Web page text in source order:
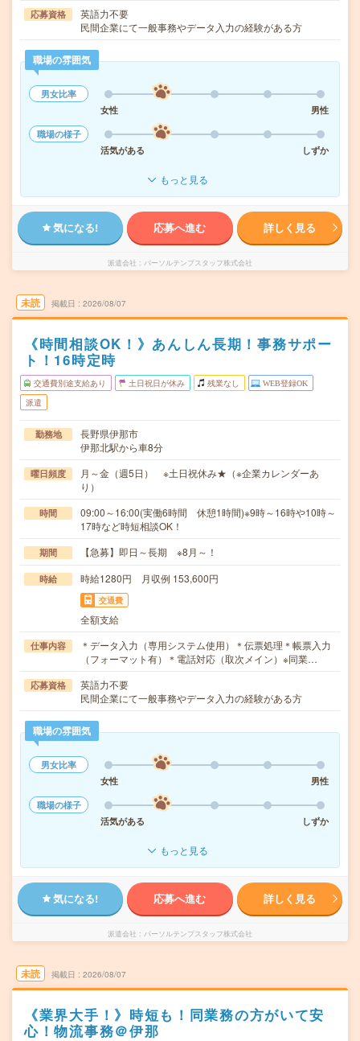
応募資格
英語力不要
民間企業にて一般事務やデータ入力の経験がある方
職場の雰囲気
男女比率
女性
男性
職場の様子
活気がある
しずか
もっと見る
気になる! 応募へ進む 詳しく見る
派遣会社 パーソルテンプスタッフ株式会社
未読 掲載日 2026/08/07
《時間相談OK！》あんしん長期！事務サポー
ト！16時定時
交通費別途支給あり 土日祝日が休み 残業なし WEB登録OK
派遣
勤務地
長野県伊那市
伊那北駅から車8分
曜日頻度
月～金（週5日） ※土日祝休み★（※企業カレンダーあ
り）
時間
09:00～16:00(実働6時間 休憩1時間)※9時～16時や10時～
17時など時短相談OK！
期間 【急募】即日～長期 ※8月～！
時給 時給1280円 月収例 153,600円
交通費
全額支給
仕事内容
＊データ入力（専用システム使用）＊伝票処理＊帳票入力
（フォーマット有）＊電話対応（取次メイン）※同業…
応募資格
英語力不要
民間企業にて一般事務やデータ入力の経験がある方
職場の雰囲気
男女比率
女性
男性
職場の様子
活気がある
しずか
もっと見る
気になる! 応募へ進む 詳しく見る
派遣会社 パーソルテンプスタッフ株式会社
未読 掲載日 2026/08/07
《業界大手！》時短も！同業務の方がいて安
心！物流事務＠伊那